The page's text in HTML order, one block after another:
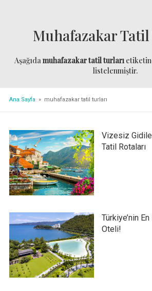
Muhafazakar Tatil
Aşağıdamuhafazakar tatil turları
listelenmiştir.
Ana Sayfa » muhafazakar tatil turları
Vizesiz
Tatil Rotaları
Türkiye’nin
Oteli!